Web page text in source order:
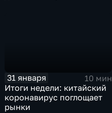
31 января
10 мин
Итоги недели: китайский
коронавирус поглощает
рынки